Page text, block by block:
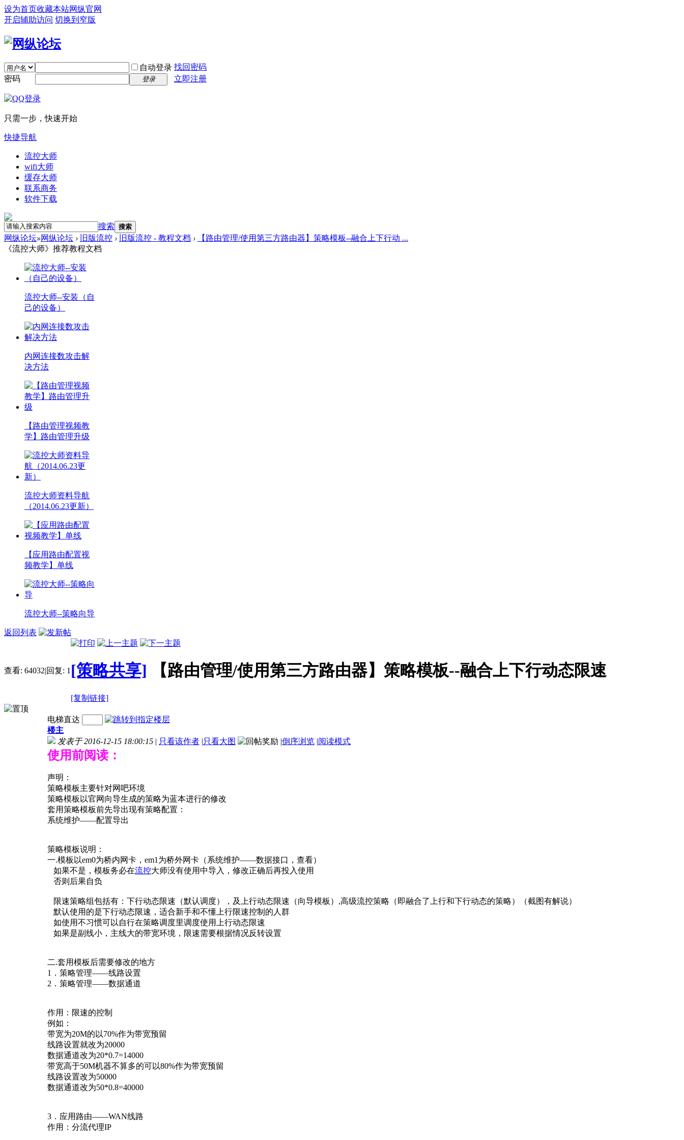
设为首页收藏本站网纵官网
开启辅助访问 切换到窄版
自动登录 找回密码
密码
登录 立即注册
只需一步，快速开始
快捷导航
流控大师
wifi大师
缓存大师
联系商务
软件下载
搜索 搜索
网纵论坛»网纵论坛 › 旧版流控 › 旧版流控 - 教程文档 ›
【路由管理/使用第三方路由器】策略模板--融合上下行动 ...
《流控大师》推荐教程文档
流控大师--安装（自
己的设备）
内网连接数攻击解
决方法
【路由管理视频教
学】路由管理升级
流控大师资料导航
（2014.06.23更新）
【应用路由配置视
频教学】单线
流控大师--策略向导
返回列表
查看: 64032|回复: 1 [策略共享] 【路由管理/使用第三方路由器】策略模板--融合上下行动态限速
[复制链接]
电梯直达
楼主
发表于 2016-12-15 18:00:15 | 只看该作者 |只看大图 |倒序浏览 |阅读模式
使用前阅读：
声明：
策略模板主要针对网吧环境
策略模板以官网向导生成的策略为蓝本进行的修改
套用策略模板前先导出现有策略配置：
系统维护——配置导出
策略模板说明：
一.模板以em0为桥内网卡，em1为桥外网卡（系统维护——数据接口，查看）
如果不是，模板务必在流控大师没有使用中导入，修改正确后再投入使用
否则后果自负
限速策略组包括有：下行动态限速（默认调度），及上行动态限速（向导模板）,高级流控策略（即融合了上行和下行动态的策略）（截图有解说）
默认使用的是下行动态限速，适合新手和不懂上行限速控制的人群
如使用不习惯可以自行在策略调度里调度使用上行动态限速
如果是副线小，主线大的带宽环境，限速需要根据情况反转设置
二.套用模板后需要修改的地方
1．策略管理——线路设置
2．策略管理——数据通道
作用：限速的控制
例如：
带宽为20M的以70%作为带宽预留
线路设置就改为20000
数据通道改为20*0.7=14000
带宽高于50M机器不算多的可以80%作为带宽预留
线路设置改为50000
数据通道改为50*0.8=40000
3．应用路由——WAN线路
作用：分流代理IP